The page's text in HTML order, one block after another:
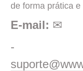
de forma prática e
E-mail: ✉
-